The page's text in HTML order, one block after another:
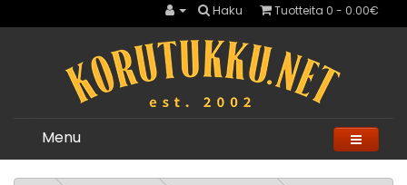
Haku Tuotteita 0 - 0.00€
Menu